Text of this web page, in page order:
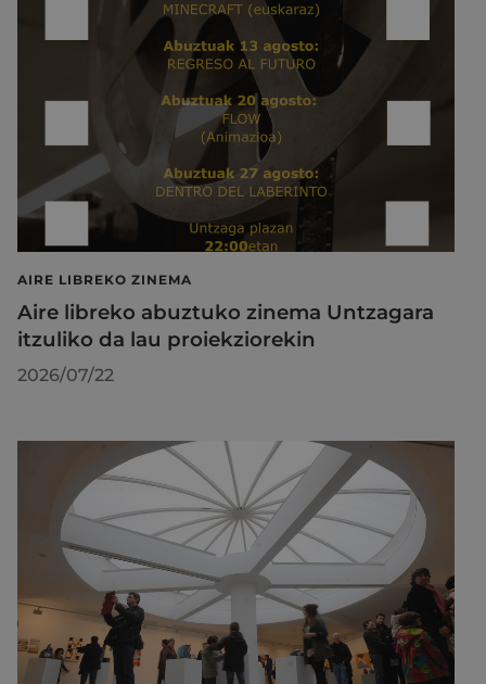
AIRE LIBREKO ZINEMA
Aire libreko abuztuko zinema Untzagara
itzuliko da lau proiekziorekin
2026/07/22